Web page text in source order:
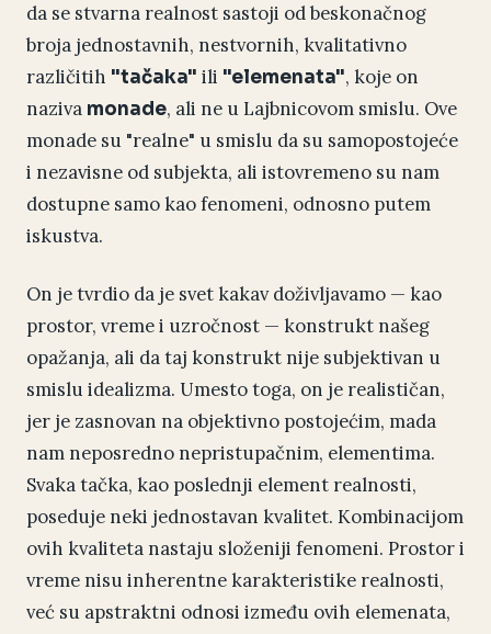
da se stvarna realnost sastoji od beskonačnog
broja jednostavnih, nestvornih, kvalitativno
različitih "tačaka" ili "elemenata", koje on
naziva monade, ali ne u Lajbnicovom smislu. Ove
monade su "realne" u smislu da su samopostojeće
i nezavisne od subjekta, ali istovremeno su nam
dostupne samo kao fenomeni, odnosno putem
iskustva.
On je tvrdio da je svet kakav doživljavamo — kao
prostor, vreme i uzročnost — konstrukt našeg
opažanja, ali da taj konstrukt nije subjektivan u
smislu idealizma. Umesto toga, on je realističan,
jer je zasnovan na objektivno postojećim, mada
nam neposredno nepristupačnim, elementima.
Svaka tačka, kao poslednji element realnosti,
poseduje neki jednostavan kvalitet. Kombinacijom
ovih kvaliteta nastaju složeniji fenomeni. Prostor i
vreme nisu inherentne karakteristike realnosti,
već su apstraktni odnosi između ovih elemenata,